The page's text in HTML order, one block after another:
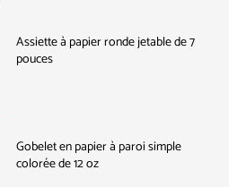
Assiette à papier ronde jetable de 7
pouces
Gobelet en papier à paroi simple
colorée de 12 oz